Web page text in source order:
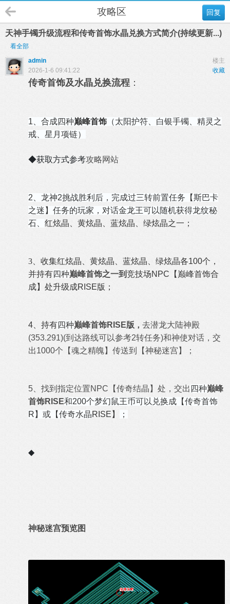
回复
攻略区
天神手镯升级流程和传奇首饰水晶兑换方式简介(持续更新...)
看全部
楼主
admin
收藏
2026-1-6 09:41:22
传奇首饰及水晶兑换流程 ：
1、合成四种巅峰首饰 （太阳护符、 白银手镯、 精灵之
戒、 星月项链）
◆获取方式参考攻略网站
2、龙神2挑战胜利后，完成过三转前置任务【斯巴卡
之迷】任务的玩家，对话金龙王可以随机获得龙纹秘
石、 红炫晶、黄炫晶、蓝炫晶、绿炫晶之一；
3、收集红炫晶、黄炫晶、蓝炫晶、绿炫晶各100个，
并持有四种巅峰首饰之一到竞技场NPC【巅峰首饰合
成】处升级成RISE版；
4、持有四种巅峰首饰RISE版 ， 去潜龙大陆神殿
(353.291)(到达路线可以参考2转任务)和神使对话，交
出1000个【魂之精魄】传送到【神秘迷宫】；
5、 找到指定位置NPC【传奇结晶】处 ，交出 四种巅峰
首饰RISE和200个梦幻鼠王币可以兑换成【传奇首饰
R】或【传奇水晶RISE】 ；
◆
神秘迷宫预览图